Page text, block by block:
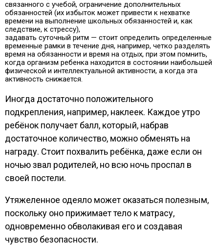
связанного с учебой, ограничение дополнительных
обязанностей (их избыток может привести к нехватке
времени на выполнение школьных обязанностей и, как
следствие, к стрессу),
задавать суточный ритм — стоит определить определенные
временные рамки в течение дня, например, четко разделять
время на обязанности и время на отдых, при этом помнить,
когда организм ребенка находится в состоянии наибольшей
физической и интеллектуальной активности, а когда эта
активность снижается.
Иногда достаточно положительного
подкрепления, например, наклеек. Каждое утро
ребёнок получает балл, который, набрав
достаточное количество, можно обменять на
награду. Стоит похвалить ребёнка, даже если он
ночью звал родителей, но всю ночь проспал в
своей постели.
Утяжеленное одеяло может оказаться полезным,
поскольку оно прижимает тело к матрасу,
одновременно обволакивая его и создавая
чувство безопасности.